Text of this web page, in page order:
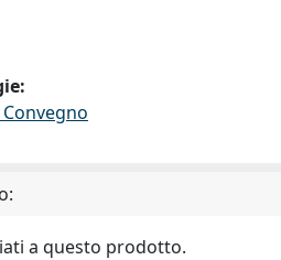
a questo prodotto.